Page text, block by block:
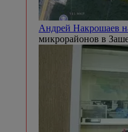
Андрей Накрошаев
микрорайонов в